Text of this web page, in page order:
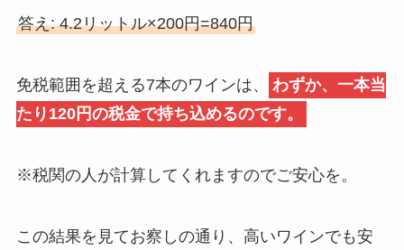
答え: 4.2リットル×200円=840円
免税範囲を超える7本のワインは、
わずか、一本当
たり120円の税金で持ち込めるのです。
※税関の人が計算してくれますのでご安心を。
この結果を見てお察しの通り、高いワインでも安